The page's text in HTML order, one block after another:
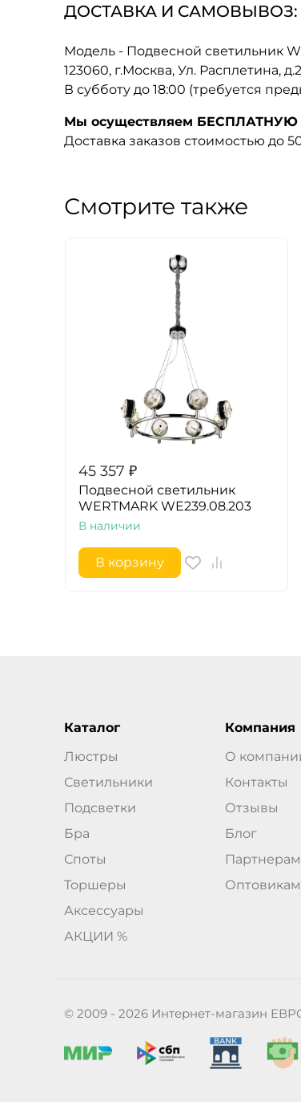
ДОСТАВКА И САМОВЫВОЗ:
Модель - Подвесной светильник
123060, г.Москва, Ул. Расплетина,
В субботу до 18:00 (требуется
Мы осуществляем БЕСПЛАТНУЮ
Доставка заказов стоимостью до
Смотрите также
45 357 ₽
Подвесной светильник
WERTMARK WE239.08.203
В наличии
В корзину
Каталог
Люстры
Светильники
Подсветки
Бра
Споты
Торшеры
Аксессуары
АКЦИИ %
Компания
О
Контакты
Отзывы
Блог
Партнерам
Оптовикам
© 2009 - 2026 Интернет-магазин